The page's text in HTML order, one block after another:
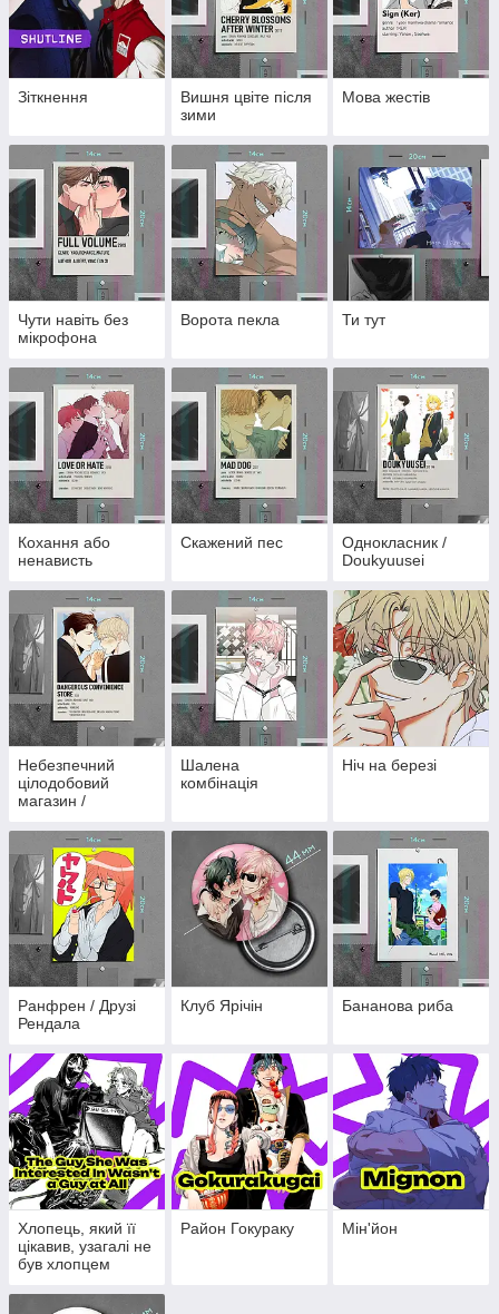
Зіткнення
Вишня цвіте після
зими
Мова жестів
Чути навіть без
мікрофона
Ворота пекла Ти тут
Кохання або
ненависть
Скажений пес
Однокласник /
Doukyuusei
Небезпечний
цілодобовий
магазин /
Convenience Store
Шалена
комбінація
Ніч на березі
Ранфрен / Друзі
Рендала
Клуб Ярічін Бананова риба
Хлопець, який її
цікавив, узагалі не
був хлопцем
Район Гокураку Мін'йон